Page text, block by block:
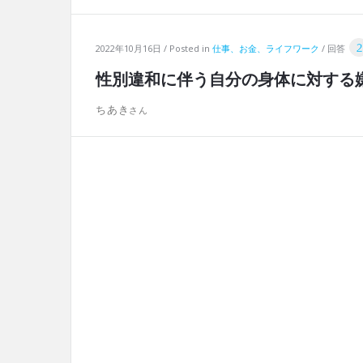
2022年10月16日 Posted in 仕事、お金、ライフワーク 回答 2
性別違和に伴う自分の身体に対する
ちあき